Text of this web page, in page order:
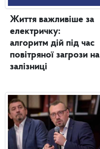
Життя важливіше за
електричку:
алгоритм дій під час
повітряної загрози на
залізниці